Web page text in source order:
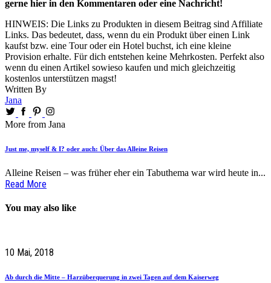
gerne hier in den Kommentaren oder eine Nachricht!
HINWEIS: Die Links zu Produkten in diesem Beitrag sind Affiliate
Links. Das bedeutet, dass, wenn du ein Produkt über einen Link
kaufst bzw. eine Tour oder ein Hotel buchst, ich eine kleine
Provision erhalte. Für dich entstehen keine Mehrkosten. Perfekt also
wenn du einen Artikel sowieso kaufen und mich gleichzeitig
kostenlos unterstützen magst!
Written By
Jana
More from Jana
Just me, myself & I? oder auch: Über das Alleine Reisen
Alleine Reisen – was früher eher ein Tabuthema war wird heute in...
Read More
You may also like
10 Mai, 2018
Ab durch die Mitte – Harzüberquerung in zwei Tagen auf dem Kaiserweg